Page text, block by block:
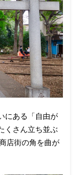
にある「自由が
くさん立ち並ぶ
店街の角を曲が